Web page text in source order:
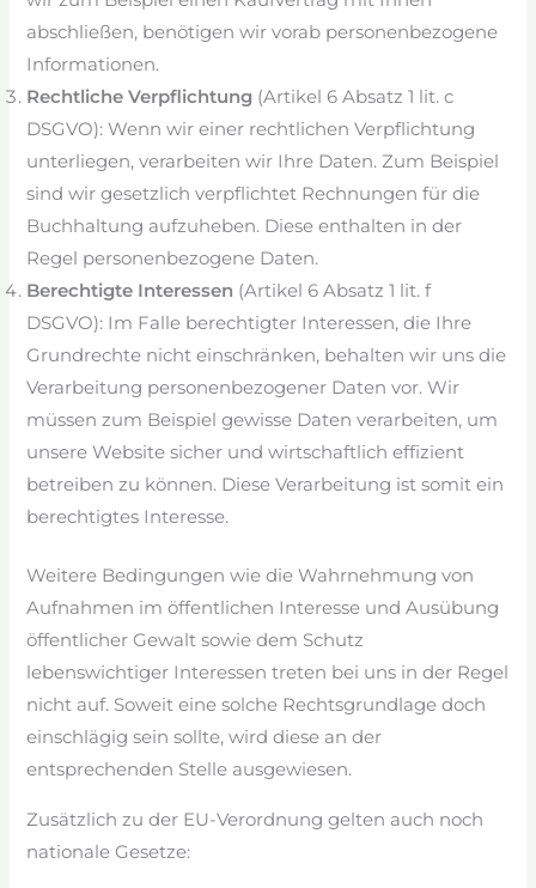
abschließen, benötigen wir vorab personenbezogene
Informationen.
Rechtliche Verpflichtung (Artikel 6 Absatz 1 lit. c
DSGVO): Wenn wir einer rechtlichen Verpflichtung
unterliegen, verarbeiten wir Ihre Daten. Zum Beispiel
sind wir gesetzlich verpflichtet Rechnungen für die
Buchhaltung aufzuheben. Diese enthalten in der
Regel personenbezogene Daten.
Berechtigte Interessen (Artikel 6 Absatz 1 lit. f
DSGVO): Im Falle berechtigter Interessen, die Ihre
Grundrechte nicht einschränken, behalten wir uns die
Verarbeitung personenbezogener Daten vor. Wir
müssen zum Beispiel gewisse Daten verarbeiten, um
unsere Website sicher und wirtschaftlich effizient
betreiben zu können. Diese Verarbeitung ist somit ein
berechtigtes Interesse.
Weitere Bedingungen wie die Wahrnehmung von
Aufnahmen im öffentlichen Interesse und Ausübung
öffentlicher Gewalt sowie dem Schutz
lebenswichtiger Interessen treten bei uns in der Regel
nicht auf. Soweit eine solche Rechtsgrundlage doch
einschlägig sein sollte, wird diese an der
entsprechenden Stelle ausgewiesen.
Zusätzlich zu der EU-Verordnung gelten auch noch
nationale Gesetze: